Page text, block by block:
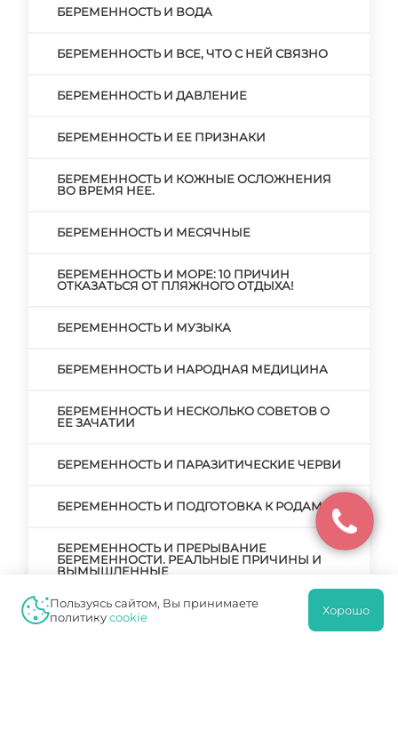
БЕРЕМЕННОСТЬ И ВОДА
БЕРЕМЕННОСТЬ И ВСЕ, ЧТО С НЕЙ СВЯЗНО
БЕРЕМЕННОСТЬ И ДАВЛЕНИЕ
БЕРЕМЕННОСТЬ И ЕЕ ПРИЗНАКИ
БЕРЕМЕННОСТЬ И КОЖНЫЕ ОСЛОЖНЕНИЯ
ВО ВРЕМЯ НЕЕ.
БЕРЕМЕННОСТЬ И МЕСЯЧНЫЕ
БЕРЕМЕННОСТЬ И МОРЕ: 10 ПРИЧИН
ОТКАЗАТЬСЯ ОТ ПЛЯЖНОГО ОТДЫХА!
БЕРЕМЕННОСТЬ И МУЗЫКА
БЕРЕМЕННОСТЬ И НАРОДНАЯ МЕДИЦИНА
БЕРЕМЕННОСТЬ И НЕСКОЛЬКО СОВЕТОВ О
ЕЕ ЗАЧАТИИ
БЕРЕМЕННОСТЬ И ПАРАЗИТИЧЕСКИЕ ЧЕРВИ
БЕРЕМЕННОСТЬ И ПОДГОТОВКА К РОДАМ
БЕРЕМЕННОСТЬ И ПРЕРЫВАНИЕ
БЕРЕМЕННОСТИ. РЕАЛЬНЫЕ ПРИЧИНЫ И
ВЫМЫШЛЕННЫЕ
БЕРЕМЕННОСТЬ И РОДЫ
Пользуясь сайтом, Вы принимаете
политикуcookie Хорошо